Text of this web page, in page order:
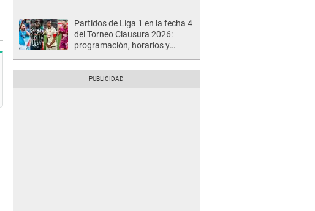
Partidos de Liga 1 en la fecha 4
del Torneo Clausura 2026:
programación, horarios y